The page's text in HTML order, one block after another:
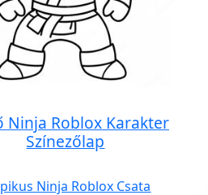
Ninja Roblox Karakter
Színezőlap